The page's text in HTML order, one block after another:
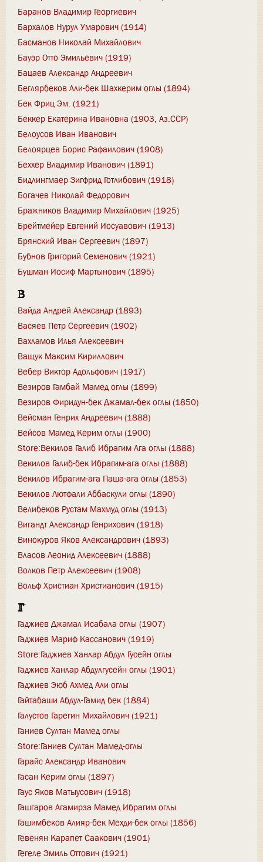
Баранов Владимир Георгиевич
Бархалов Нурул Умарович (1914)
Басманов Николай Михайлович
Бауэр Отто Эмильевич (1919)
Бацаев Александр Андреевич
Беглярбеков Али-бек Шахкерим оглы (1894)
Бек Фриц Эм. (1921)
Беккер Екатерина Ивановна (1903, Аз.ССР)
Белоусов Иван Иванович
Белоярцев Борис Рафаилович (1908)
Беххер Владимир Иванович (1891)
Бидлингмаер Зигфрид Готлибович (1918)
Богачев Николай Федорович
Бражников Владимир Михайлович (1925)
Брейтмейер Евгений Иосуавович (1913)
Брянский Иван Сергеевич (1897)
Бубнов Григорий Семенович (1921)
Бушман Иосиф Мартынович (1895)
В
Вайда Андрей Александр (1893)
Васяев Петр Сергеевич (1902)
Вахламов Илья Алексеевич
Ващук Максим Кириллович
Вебер Виктор Адольфович (1917)
Везиров Гамбай Мамед оглы (1899)
Везиров Фиридун-бек Джамал-бек оглы (1850)
Вейсман Генрих Андреевич (1888)
Вейсов Мамед Керим оглы (1900)
Store:Векилов Галиб Ибрагим Ага оглы (1888)
Векилов Галиб-бек Ибрагим-ага оглы (1888)
Векилов Ибрагим-ага Паша-ага оглы (1853)
Векилов Лютфали Аббаскули оглы (1890)
Велибеков Рустам Махмуд оглы (1913)
Вигандт Александр Генрихович (1918)
Винокуров Яков Александрович (1893)
Власов Леонид Алексеевич (1888)
Волков Петр Алексеевич (1908)
Вольф Христиан Христианович (1915)
Г
Гаджиев Джамал Исабала оглы (1907)
Гаджиев Мариф Кассанович (1919)
Store:Гаджиев Ханлар Абдул Гусейн оглы
Гаджиев Ханлар Абдулгусейн оглы (1901)
Гаджиев Эюб Ахмед Али оглы
Гайтабаши Абдул-Гамид бек (1884)
Галустов Гарегин Михайлович (1921)
Ганиев Султан Мамед оглы
Store:Ганиев Султан Мамед-оглы
Гарайс Александр Иванович
Гасан Керим оглы (1897)
Гаус Яков Матыусович (1918)
Гашгаров Агамирза Мамед Ибрагим оглы
Гашимбеков Алияр-бек Мехди-бек оглы (1856)
Гевенян Карапет Саакович (1901)
Гегеле Эмиль Оттович (1921)